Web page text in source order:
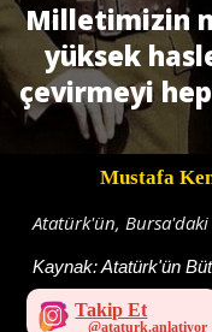
Milletimizin
yüksek
çevirmeyi
Mustafa
Atatürk'ün, Bursa'daki
Kaynak:Atatürk'ün
Takip Et